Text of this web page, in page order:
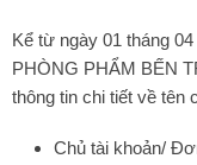
Kể từ ngày 01 tháng
PHÒNG PHẨM BẾN
thông tin chi tiết về tên
Chủ tài khoản/